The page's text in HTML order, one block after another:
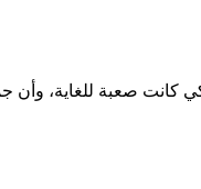
كانت صعبة للغاية،